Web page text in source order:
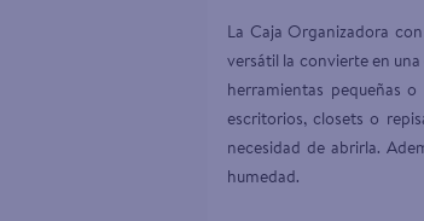
La Caja Organizadora
versátil la convierte en
herramientas pequeñas
escritorios, closets o
necesidad de abrirla.
humedad.